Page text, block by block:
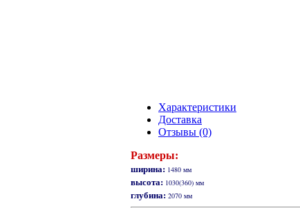
Характеристики
Доставка
Отзывы (0)
Размеры:
ширина: 1480 мм
высота: 1030(360) мм
глубина: 2070 мм